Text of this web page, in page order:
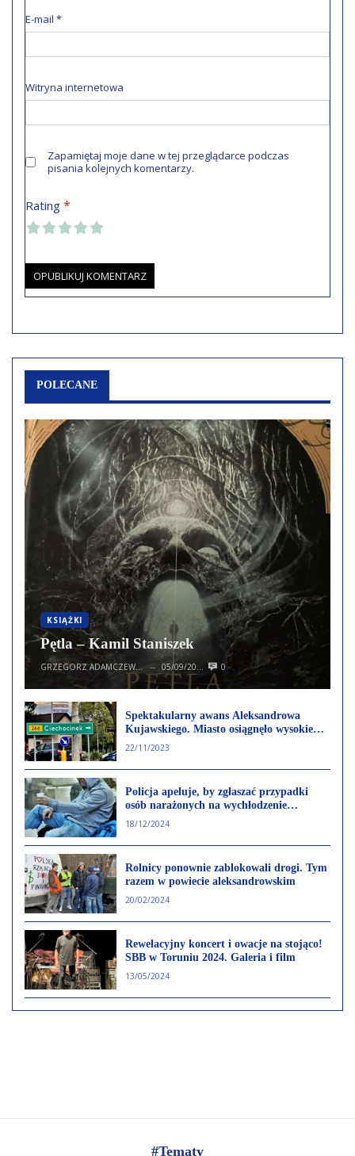
E-mail *
Witryna internetowa
Zapamiętaj moje dane w tej przeglądarce podczas
pisania kolejnych komentarzy.
Rating *
POLECANE
KSIĄŻKI
Pętla – Kamil Staniszek
GRZEGORZ ADAMCZEWSKI 05/09/2023 0
Spektakularny awans Aleksandrowa
Kujawskiego. Miasto osiągnęło wysokie
pozycje wśród miast powiatowych
22/11/2023
Policja apeluje, by zgłaszać przypadki
osób narażonych na wychłodzenie
organizmu
18/12/2024
Rolnicy ponownie zablokowali drogi. Tym
razem w powiecie aleksandrowskim
20/02/2024
Rewelacyjny koncert i owacje na stojąco!
SBB w Toruniu 2024. Galeria i film
13/05/2024
#Tematy